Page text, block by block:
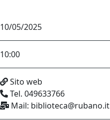
10/05/2025
10:00
Sito web
Tel. 049633766
Mail: biblioteca@rubano.it